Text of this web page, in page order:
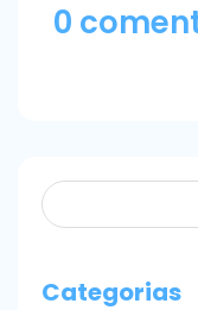
0
Categorias